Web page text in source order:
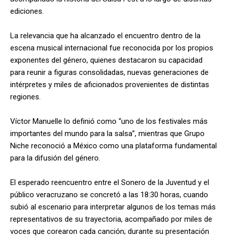
ediciones.
La relevancia que ha alcanzado el encuentro dentro de la
escena musical internacional fue reconocida por los propios
exponentes del género, quienes destacaron su capacidad
para reunir a figuras consolidadas, nuevas generaciones de
intérpretes y miles de aficionados provenientes de distintas
regiones.
Víctor Manuelle lo definió como “uno de los festivales más
importantes del mundo para la salsa”, mientras que Grupo
Niche reconoció a México como una plataforma fundamental
para la difusión del género.
El esperado reencuentro entre el Sonero de la Juventud y el
público veracruzano se concretó a las 18:30 horas, cuando
subió al escenario para interpretar algunos de los temas más
representativos de su trayectoria, acompañado por miles de
voces que corearon cada canción; durante su presentación